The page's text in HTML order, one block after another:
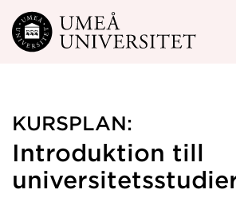
Hoppa direkt till innehållet
KURSPLAN:
Introduktion till